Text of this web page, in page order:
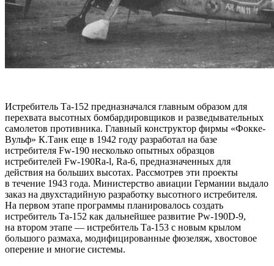
Истребитель Та-152 предназначался главным образом для
перехвата высотных бомбардировщиков и разведывательных
самолетов противника. Главный конструктор фирмы «Фокке-
Вульф» К.Танк еще в 1942 году разработал на базе
истребителя Fw-190 несколько опытных образцов
истребителей Fw-190Ra-l, Ra-6, предназначенных для
действия на больших высотах. Рассмотрев эти проекты
в течение 1943 года. Министерство авиации Германии выдало
заказ на двухстадийную разработку высотного истребителя.
На первом этапе программы планировалось создать
истребитель Та-152 как дальнейшее развитие Pw-190D-9,
на втором этапе — истребитель Та-153 с новым крылом
большого размаха, модифицированные фюзеляж, хвостовое
оперение и многие системы.